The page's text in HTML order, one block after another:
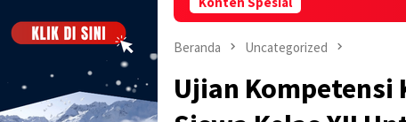
Beranda Uncategorized
Ujian Kompetensi